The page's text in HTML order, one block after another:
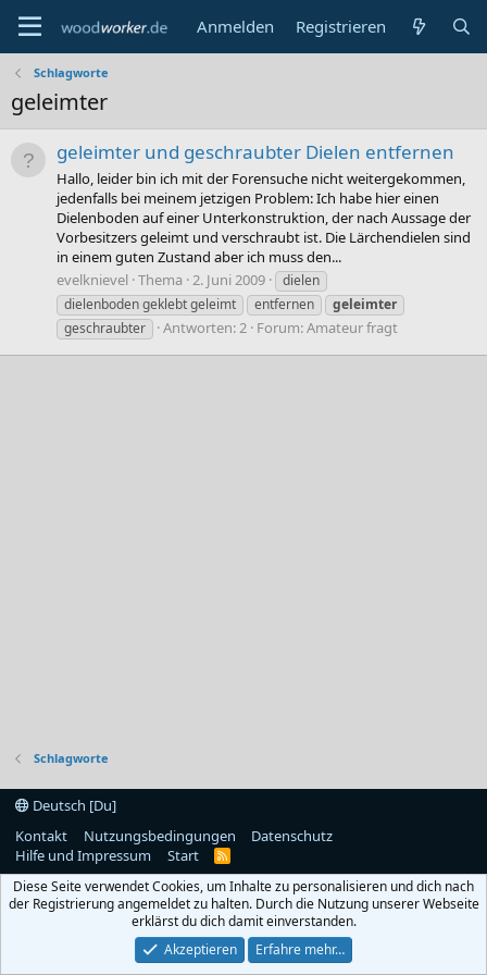
Anmelden Registrieren
Schlagworte
geleimter
geleimter und geschraubter Dielen entfernen
Hallo, leider bin ich mit der Forensuche nicht weitergekommen,
jedenfalls bei meinem jetzigen Problem: Ich habe hier einen
Dielenboden auf einer Unterkonstruktion, der nach Aussage der
Vorbesitzers geleimt und verschraubt ist. Die Lärchendielen sind
in einem guten Zustand aber ich muss den...
evelknievel Thema 2. Juni 2009
dielen
dielenboden geklebt geleimt
entfernen
geleimter
geschraubter
Antworten: 2 Forum:Amateur fragt
Schlagworte
Deutsch [Du]
Kontakt
Nutzungsbedingungen
Datenschutz
Hilfe und Impressum
Start
R
S
Diese Seite verwendet Cookies, um Inhalte zu personalisieren und dich nach
der Registrierung angemeldet zu halten. Durch die Nutzung unserer Webseite
erklärst du dich damit einverstanden.
Akzeptieren
Erfahre mehr…